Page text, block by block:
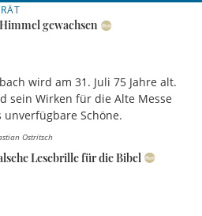
gewachsen
wird am 31. Juli 75 Jahre alt.
sein Wirken für die Alte Messe
Schöne.
Ostritsch
Lesebrille für die Bibel